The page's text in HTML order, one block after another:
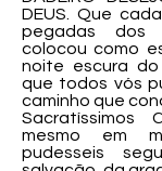
DEUS. Que
pegadas dos
colocou como
noite escura
que todos vós
caminho que
Sacratíssimos
mesmo em
pudesseis